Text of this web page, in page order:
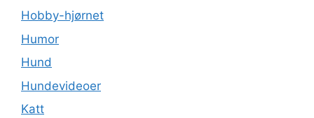
Hobby-hjørnet
Humor
Hund
Hundevideoer
Katt